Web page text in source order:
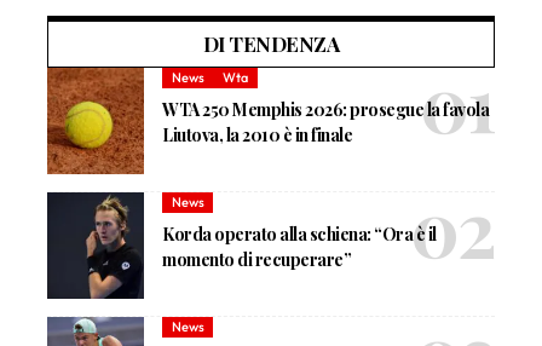
DI TENDENZA
News Wta
WTA 250 Memphis 2026: prosegue la favola
Liutova, la 2010 è in finale
News
Korda operato alla schiena: “Ora è il
momento di recuperare”
News